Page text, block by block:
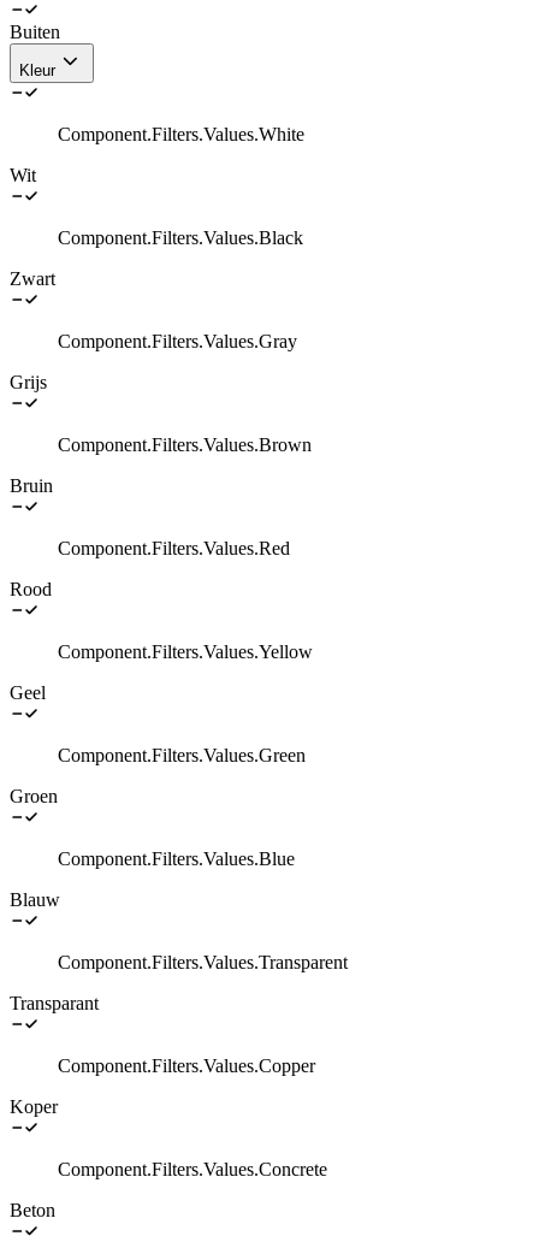
Buiten
Kleur
Component.Filters.Values.White
Wit
Component.Filters.Values.Black
Zwart
Component.Filters.Values.Gray
Grijs
Component.Filters.Values.Brown
Bruin
Component.Filters.Values.Red
Rood
Component.Filters.Values.Yellow
Geel
Component.Filters.Values.Green
Groen
Component.Filters.Values.Blue
Blauw
Component.Filters.Values.Transparent
Transparant
Component.Filters.Values.Copper
Koper
Component.Filters.Values.Concrete
Beton